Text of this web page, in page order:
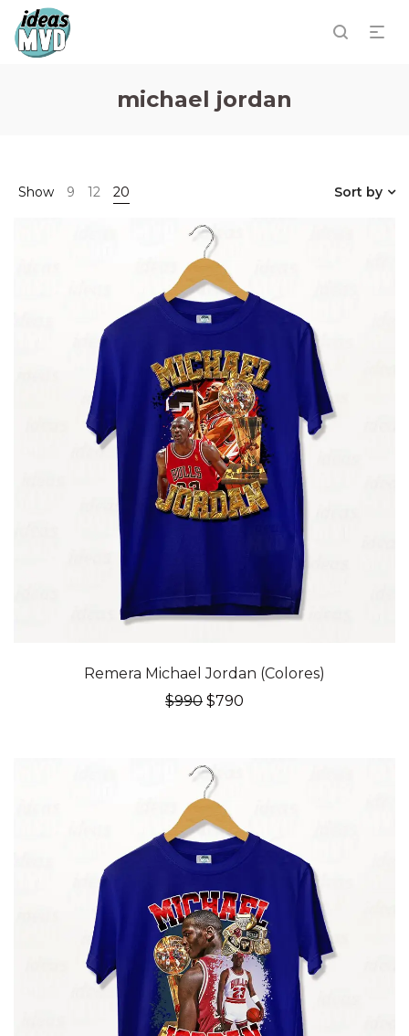
michael jordan
Show 9 12 20 Sort by
Remera Michael Jordan (Colores)
$990 El
$990.
$790